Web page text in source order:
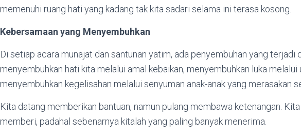
memenuhi ruang hati yang kadang tak kita sadari selama ini terasa kosong.
Kebersamaan yang Menyembuhkan
Di setiap acara munajat dan santunan yatim, ada penyembuhan yang terjadi
menyembuhkan hati kita melalui amal kebaikan, menyembuhkan luka melalui
menyembuhkan kegelisahan melalui senyuman anak-anak yang merasakan
Kita datang memberikan bantuan, namun pulang membawa ketenangan.
memberi, padahal sebenarnya kitalah yang paling banyak menerima.